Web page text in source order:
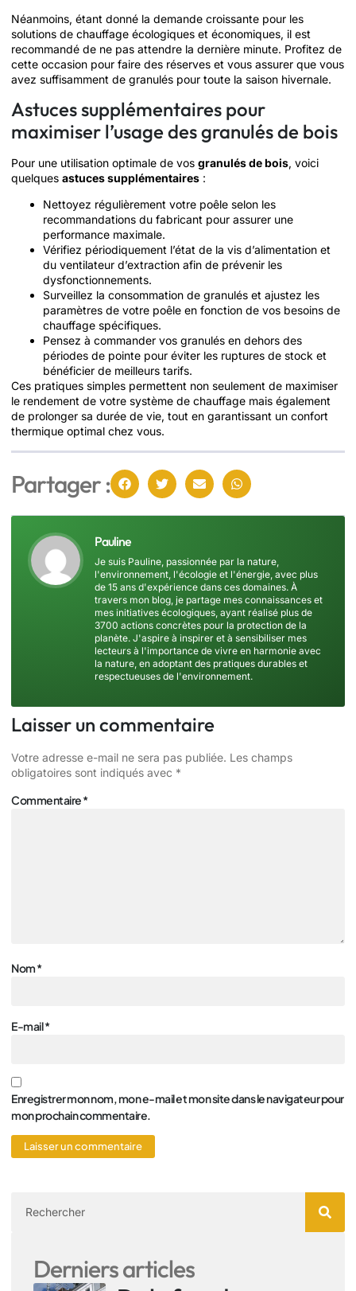
Néanmoins, étant donné la demande croissante pour les
solutions de chauffage écologiques et économiques, il est
recommandé de ne pas attendre la dernière minute. Profitez de
cette occasion pour faire des réserves et vous assurer que vous
avez suffisamment de granulés pour toute la saison hivernale.
Astuces supplémentaires pour
maximiser l’usage des granulés de bois
Pour une utilisation optimale de vos granulés de bois, voici
quelques astuces supplémentaires :
Nettoyez régulièrement votre poêle selon les
recommandations du fabricant pour assurer une
performance maximale.
Vérifiez périodiquement l’état de la vis d’alimentation et
du ventilateur d’extraction afin de prévenir les
dysfonctionnements.
Surveillez la consommation de granulés et ajustez les
paramètres de votre poêle en fonction de vos besoins de
chauffage spécifiques.
Pensez à commander vos granulés en dehors des
périodes de pointe pour éviter les ruptures de stock et
bénéficier de meilleurs tarifs.
Ces pratiques simples permettent non seulement de maximiser
le rendement de votre système de chauffage mais également
de prolonger sa durée de vie, tout en garantissant un confort
thermique optimal chez vous.
Partager :
Pauline
Je suis Pauline, passionnée par la nature,
l'environnement, l'écologie et l'énergie, avec plus
de 15 ans d'expérience dans ces domaines. À
travers mon blog, je partage mes connaissances et
mes initiatives écologiques, ayant réalisé plus de
3700 actions concrètes pour la protection de la
planète. J'aspire à inspirer et à sensibiliser mes
lecteurs à l'importance de vivre en harmonie avec
la nature, en adoptant des pratiques durables et
respectueuses de l'environnement.
Laisser un commentaire
Votre adresse e-mail ne sera pas publiée. Les champs
obligatoires sont indiqués avec *
Commentaire*
Nom*
E-mail*
Enregistrer mon nom, mon e-mail et mon site dans le navigateur pour
mon prochain commentaire.
Derniers articles